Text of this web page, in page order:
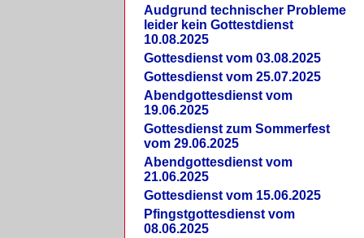
Audgrund technischer Probleme
leider kein Gottestdienst
10.08.2025
Gottesdienst vom 03.08.2025
Gottesdienst vom 25.07.2025
Abendgottesdienst vom
19.06.2025
Gottesdienst zum Sommerfest
vom 29.06.2025
Abendgottesdienst vom
21.06.2025
Gottesdienst vom 15.06.2025
Pfingstgottesdienst vom
08.06.2025